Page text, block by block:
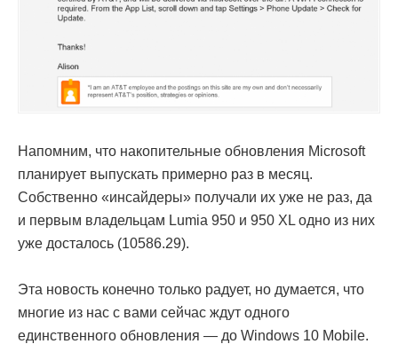
Напомним, что накопительные обновления Microsoft
планирует выпускать примерно раз в месяц.
Собственно «инсайдеры» получали их уже не раз, да
и первым владельцам Lumia 950 и 950 XL одно из них
уже досталось (10586.29).
Эта новость конечно только радует, но думается, что
многие из нас с вами сейчас ждут одного
единственного обновления — до Windows 10 Mobile.